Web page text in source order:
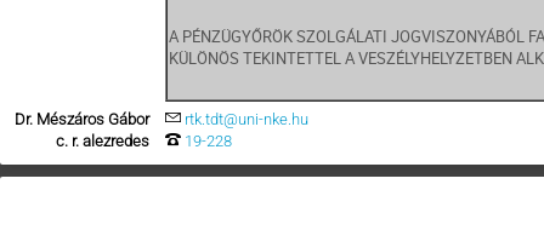
A PÉNZÜGYŐRÖK SZOLGÁLATI JOGVISZONYÁBÓL
KÜLÖNÖS TEKINTETTEL A VESZÉLYHELYZETBEN
Dr. Mészáros Gábor
c. r. alezredes
rtk.tdt@uni-nke.hu
19-228